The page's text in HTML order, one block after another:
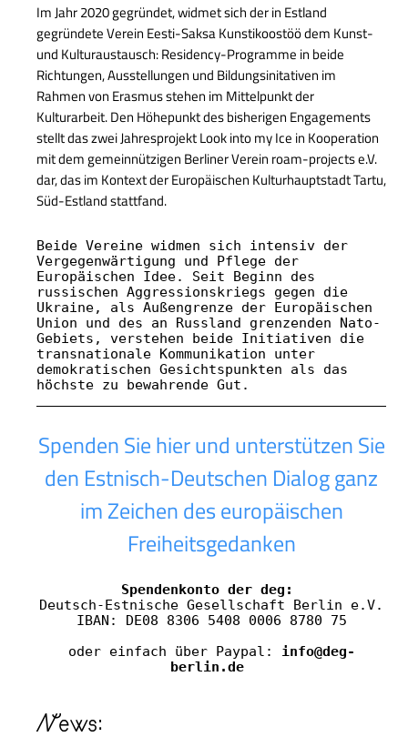
Im Jahr 2020 gegründet, widmet sich der in Estland
gegründete Verein Eesti-Saksa Kunstikoostöö dem Kunst-
und Kulturaustausch: Residency-Programme in beide
Richtungen, Ausstellungen und Bildungsinitativen im
Rahmen von Erasmus stehen im Mittelpunkt der
Kulturarbeit. Den Höhepunkt des bisherigen Engagements
stellt das zwei Jahresprojekt Look into my Ice in Kooperation
mit dem gemeinnützigen Berliner Verein roam-projects e.V.
dar, das im Kontext der Europäischen Kulturhauptstadt Tartu,
Süd-Estland stattfand.
Beide Vereine widmen sich intensiv der
Vergegenwärtigung und Pflege der
Europäischen Idee. Seit Beginn des
russischen Aggressionskriegs gegen die
Ukraine, als Außengrenze der Europäischen
Union und des an Russland grenzenden Nato-
Gebiets, verstehen beide Initiativen die
transnationale Kommunikation unter
demokratischen Gesichtspunkten als das
höchste zu bewahrende Gut.
Spenden Sie hier und unterstützen Sie
den Estnisch-Deutschen Dialog ganz
im Zeichen des europäischen
Freiheitsgedanken
Spendenkonto der deg:
Deutsch-Estnische Gesellschaft Berlin e.V.
IBAN: DE08 8306 5408 0006 8780 75
oder einfach über Paypal: info@deg-
berlin.de
News: